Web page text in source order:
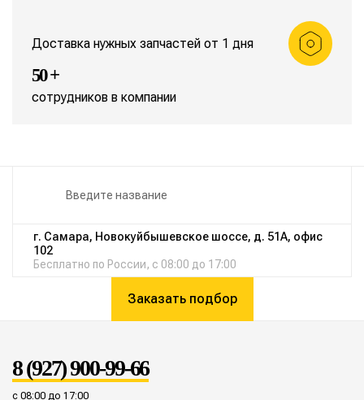
Доставка нужных запчастей от 1 дня
50 +
сотрудников в компании
г. Самара, Новокуйбышевское шоссе, д. 51А, офис
102
Бесплатно по России, с 08:00 до 17:00
Заказать подбор
8 (927) 900-99-66
с 08:00 до 17:00